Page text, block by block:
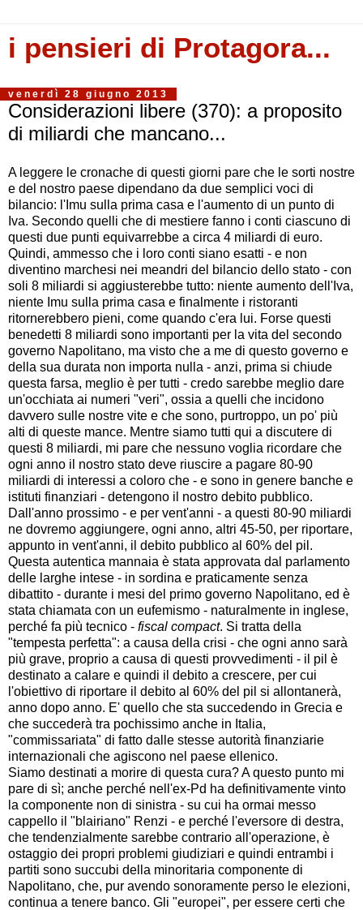
i pensieri di Protagora...
venerdì 28 giugno 2013
Considerazioni libere (370): a proposito
di miliardi che mancano...
A leggere le cronache di questi giorni pare che le sorti nostre
e del nostro paese dipendano da due semplici voci di
bilancio: l'Imu sulla prima casa e l'aumento di un punto di
Iva. Secondo quelli che di mestiere fanno i conti ciascuno di
questi due punti equivarrebbe a circa 4 miliardi di euro.
Quindi, ammesso che i loro conti siano esatti - e non
diventino marchesi nei meandri del bilancio dello stato - con
soli 8 miliardi si aggiusterebbe tutto: niente aumento dell'Iva,
niente Imu sulla prima casa e finalmente i ristoranti
ritornerebbero pieni, come quando c'era lui. Forse questi
benedetti 8 miliardi sono importanti per la vita del secondo
governo Napolitano, ma visto che a me di questo governo e
della sua durata non importa nulla - anzi, prima si chiude
questa farsa, meglio è per tutti - credo sarebbe meglio dare
un'occhiata ai numeri "veri", ossia a quelli che incidono
davvero sulle nostre vite e che sono, purtroppo, un po' più
alti di queste mance. Mentre siamo tutti qui a discutere di
questi 8 miliardi, mi pare che nessuno voglia ricordare che
ogni anno il nostro stato deve riuscire a pagare 80-90
miliardi di interessi a coloro che - e sono in genere banche e
istituti finanziari - detengono il nostro debito pubblico.
Dall'anno prossimo - e per vent'anni - a questi 80-90 miliardi
ne dovremo aggiungere, ogni anno, altri 45-50, per riportare,
appunto in vent'anni, il debito pubblico al 60% del pil.
Questa autentica mannaia è stata approvata dal parlamento
delle larghe intese - in sordina e praticamente senza
dibattito - durante i mesi del primo governo Napolitano, ed è
stata chiamata con un eufemismo - naturalmente in inglese,
perché fa più tecnico - fiscal compact. Si tratta della
"tempesta perfetta": a causa della crisi - che ogni anno sarà
più grave, proprio a causa di questi provvedimenti - il pil è
destinato a calare e quindi il debito a crescere, per cui
l'obiettivo di riportare il debito al 60% del pil si allontanerà,
anno dopo anno. E' quello che sta succedendo in Grecia e
che succederà tra pochissimo anche in Italia,
"commissariata" di fatto dalle stesse autorità finanziarie
internazionali che agiscono nel paese ellenico.
Siamo destinati a morire di questa cura? A questo punto mi
pare di sì; anche perché nell'ex-Pd ha definitivamente vinto
la componente non di sinistra - su cui ha ormai messo
cappello il "blairiano" Renzi - e perché l'eversore di destra,
che tendenzialmente sarebbe contrario all'operazione, è
ostaggio dei propri problemi giudiziari e quindi entrambi i
partiti sono succubi della minoritaria componente di
Napolitano, che, pur avendo sonoramente perso le elezioni,
continua a tenere banco. Gli "europei", per essere certi che